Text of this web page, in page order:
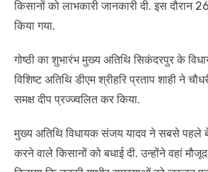
किसानों को लाभकारी जानकारी दी. इस दौरान
किया गया.
गोष्ठी का शुभारंभ मुख्य अतिथि सिकंदरपुर के
विशिष्ट अतिथि डीएम श्रीहरि प्रताप शाही ने
समक्ष दीप प्रज्ज्वलित कर किया.
मुख्य अतिथि विधायक संजय यादव ने सबसे पहले
करने वाले किसानों को बधाई दी. उन्होंने वहां